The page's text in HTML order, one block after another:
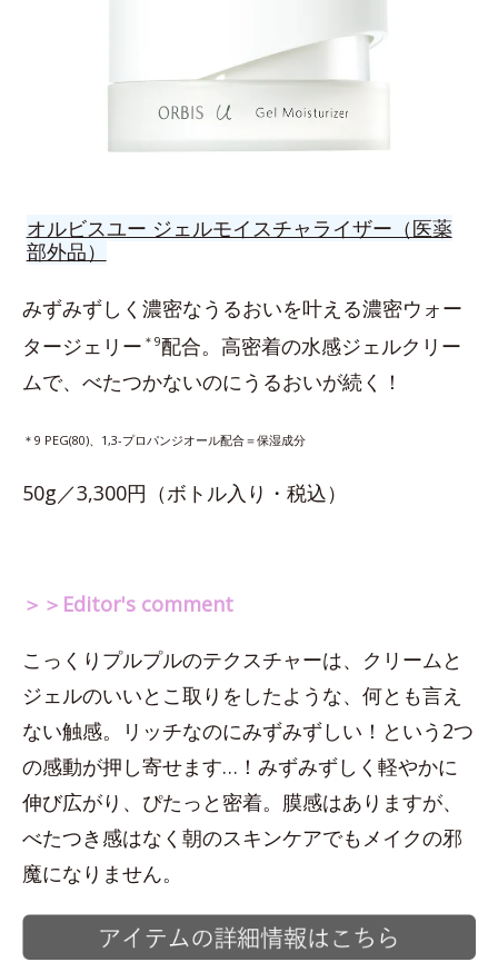
オルビスユー ジェルモイスチャライザー（医薬
部外品）
みずみずしく濃密なうるおいを叶える濃密ウォー
タージェリー ＊9配合。高密着の水感ジェルクリー
ムで、べたつかないのにうるおいが続く！
＊9 PEG(80)、1,3-プロパンジオール配合＝保湿成分
50g／3,300円（ボトル入り・税込）
＞＞Editor's comment
こっくりプルプルのテクスチャーは、クリームと
ジェルのいいとこ取りをしたような、何とも言え
ない触感。リッチなのにみずみずしい！という2つ
の感動が押し寄せます…！みずみずしく軽やかに
伸び広がり、ぴたっと密着。膜感はありますが、
べたつき感はなく朝のスキンケアでもメイクの邪
魔になりません。